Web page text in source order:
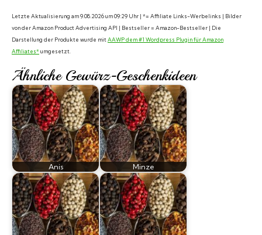
Letzte Aktualisierung am 9.08.2026 um 09:29 Uhr | *= Affiliate Links-Werbelinks | Bilder
von der Amazon Product Advertising API | Bestseller = Amazon-Bestseller | Die
Darstellung der Produkte wurde mitAAWP dem #1 Wordpress Plugin für Amazon
Affiliates*umgesetzt.
Ähnliche Gewürz-Geschenkideen
Anis Minze